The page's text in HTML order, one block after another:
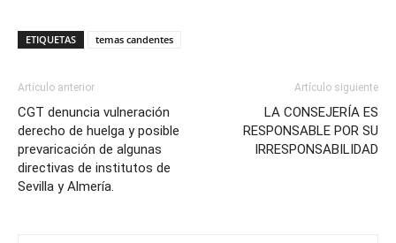
ETIQUETAS temas candentes
Artículo anterior
CGT denuncia vulneración
derecho de huelga y posible
prevaricación de algunas
directivas de institutos de
Sevilla y Almería.
Artículo siguiente
LA CONSEJERÍA ES
RESPONSABLE POR SU
IRRESPONSABILIDAD